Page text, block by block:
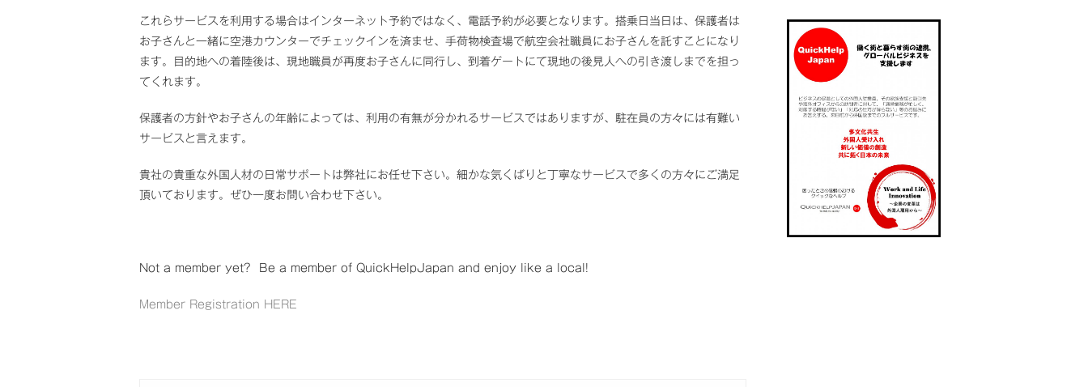
これらサービスを利用する場合はインターネット予約ではなく、電話予約が必要となります。搭乗日当日は、保護者は
お子さんと一緒に空港カウンターでチェックインを済ませ、手荷物検査場で航空会社職員にお子さんを託すことになり
ます。目的地への着陸後は、現地職員が再度お子さんに同行し、到着ゲートにて現地の後見人への引き渡しまでを担っ
てくれます。
保護者の方針やお子さんの年齢によっては、利用の有無が分かれるサービスではありますが、駐在員の方々には有難い
サービスと言えます。
貴社の貴重な外国人材の日常サポートは弊社にお任せ下さい。細かな気くばりと丁寧なサービスで多くの方々にご満足
頂いております。ぜひ一度お問い合わせ下さい。
Not a member yet? Be a member of QuickHelpJapan and enjoy like a local!
Member Registration HERE